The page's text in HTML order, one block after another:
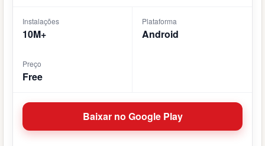
Instalações
10M+
Plataforma
Android
Preço
Free
Baixar no Google Play